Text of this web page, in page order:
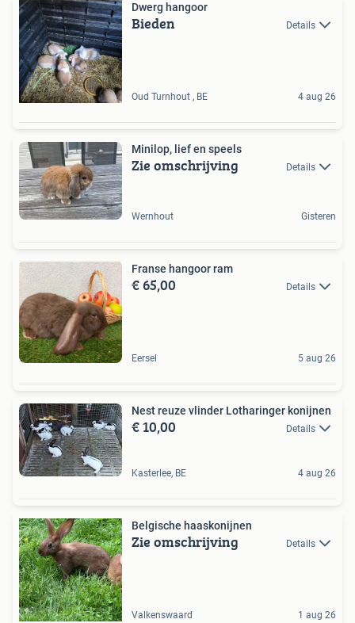
Dwerg hangoor
Bieden Details
Oud Turnhout , BE 4 aug 26
Minilop, lief en speels
Zie omschrijving Details
Wernhout Gisteren
Franse hangoor ram
€ 65,00 Details
Eersel 5 aug 26
Nest reuze vlinder Lotharinger konijnen
€ 10,00 Details
Kasterlee, BE 4 aug 26
Belgische haaskonijnen
Zie omschrijving Details
Valkenswaard 1 aug 26